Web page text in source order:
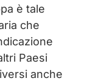
è tale
che
Paesi
anche